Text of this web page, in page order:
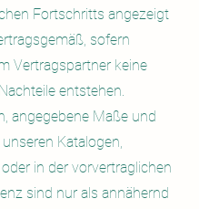
Fortschritts angezeigt
sofern
Vertragspartner keine
entstehen.
angegebene Maße und
Katalogen,
in der vorvertraglichen
sind nur als annähernd